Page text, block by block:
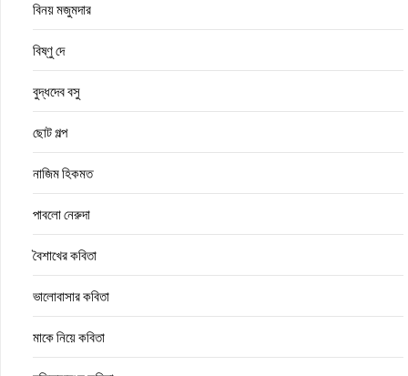
বিনয় মজুমদার
বিষ্ণু দে
বুদ্ধদেব বসু
ছোট গল্প
নাজিম হিকমত
পাবলো নেরুদা
বৈশাখের কবিতা
ভালোবাসার কবিতা
মাকে নিয়ে কবিতা